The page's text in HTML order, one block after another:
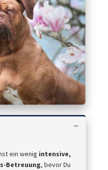
ein wenig intensive,
Betreuung, bevor Du